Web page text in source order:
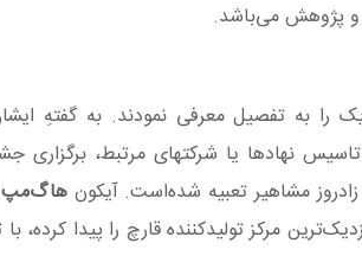
و پژوهش می‌باشد.
را به تفصیل معرفی نمودند. به گفتهِ
نهادها یا شرکتهای مرتبط، برگزاری
زادروز مشاهیر تعبیه شده‌است. آیکونهاگ‌مپ
مرکز تولیدکننده قارچ را پیدا کرده، با